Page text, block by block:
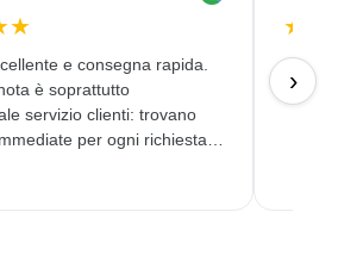
★
e consegna rapida.
è soprattutto
servizio clienti: trovano
per ogni richiesta.
automatizzate.
★
09/07/
›